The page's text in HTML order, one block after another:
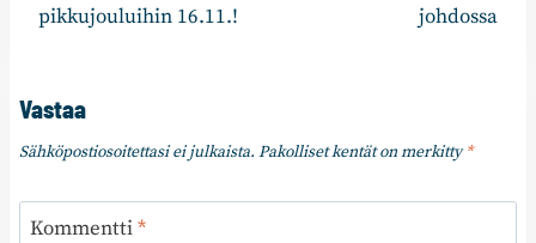
pikkujouluihin 16.11.!
johdossa
Vastaa
Sähköpostiosoitettasi ei julkaista. Pakolliset kentät on merkitty*
Kommentti*